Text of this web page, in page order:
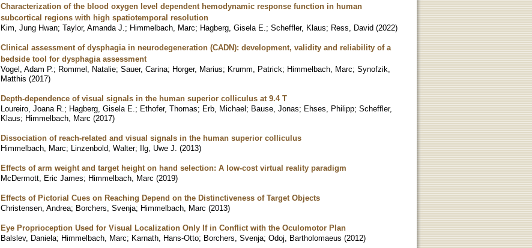
Characterization of the blood oxygen level dependent hemodynamic response function in human
subcortical regions with high spatiotemporal resolution
Kim, Jung Hwan; Taylor, Amanda J. ; Himmelbach, Marc; Hagberg, Gisela E. ; Scheffler, Klaus; Ress, David (2022)
Clinical assessment of dysphagia in neurodegeneration (CADN): development, validity and reliability of a
bedside tool for dysphagia assessment
Vogel, Adam P. ; Rommel, Natalie; Sauer, Carina; Horger, Marius; Krumm, Patrick; Himmelbach, Marc; Synofzik,
Matthis (2017)
Depth-dependence of visual signals in the human superior colliculus at 9.4 T
Loureiro, Joana R. ; Hagberg, Gisela E. ; Ethofer, Thomas; Erb, Michael; Bause, Jonas; Ehses, Philipp; Scheffler,
Klaus; Himmelbach, Marc (2017)
Dissociation of reach-related and visual signals in the human superior colliculus
Himmelbach, Marc; Linzenbold, Walter; Ilg, Uwe J. (2013)
Effects of arm weight and target height on hand selection: A low-cost virtual reality paradigm
McDermott, Eric James; Himmelbach, Marc (2019)
Effects of Pictorial Cues on Reaching Depend on the Distinctiveness of Target Objects
Christensen, Andrea; Borchers, Svenja; Himmelbach, Marc (2013)
Eye Proprioception Used for Visual Localization Only If in Conflict with the Oculomotor Plan
Balslev, Daniela; Himmelbach, Marc; Karnath, Hans-Otto; Borchers, Svenja; Odoj, Bartholomaeus (2012)